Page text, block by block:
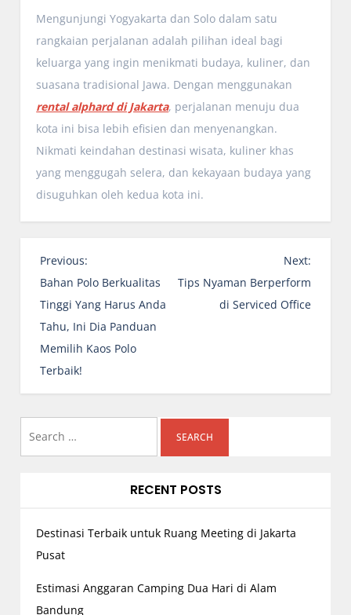
Mengunjungi Yogyakarta dan Solo dalam satu
rangkaian perjalanan adalah pilihan ideal bagi
keluarga yang ingin menikmati budaya, kuliner, dan
suasana tradisional Jawa. Dengan menggunakan
rental alphard di Jakarta, perjalanan menuju dua
kota ini bisa lebih efisien dan menyenangkan.
Nikmati keindahan destinasi wisata, kuliner khas
yang menggugah selera, dan kekayaan budaya yang
disuguhkan oleh kedua kota ini.
P
o
s
t
n
a
g
a
n
Previous:
Bahan Polo Berkualitas
Tinggi Yang Harus Anda
Tahu, Ini Dia Panduan
Memilih Kaos Polo
Terbaik!
Next:
Tips Nyaman Berperform
di Serviced Office
RECENT POSTS
Destinasi Terbaik untuk Ruang Meeting di Jakarta
Pusat
Estimasi Anggaran Camping Dua Hari di Alam
Bandung